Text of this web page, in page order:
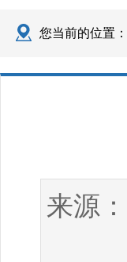
您当前的位置：
来源：